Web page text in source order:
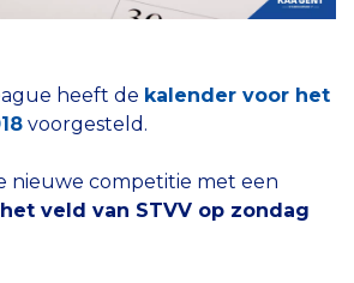
heeft de kalender voor het
voorgesteld.
nieuwe competitie met een
veld van STVV op zondag